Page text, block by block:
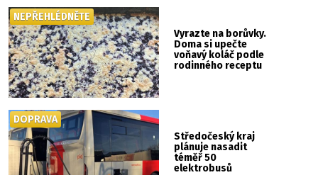
Vyrazte na borůvky.
Doma si upečte
voňavý koláč podle
rodinného receptu
NEPŘEHLÉDNĚTE
Středočeský kraj
plánuje nasadit
téměř 50
elektrobusů
DOPRAVA